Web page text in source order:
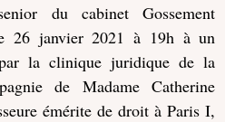
du cabinet Gossement
26 janvier 2021 à 19h à un
la clinique juridique de la
de Madame Catherine
émérite de droit à Paris I,